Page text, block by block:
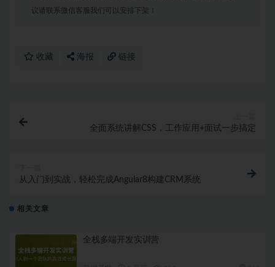
议请联系微信客服我们可以安排下架！
收藏 海报 链接
全面系统讲解CSS，工作应用+面试一步搞定
从入门到实战，轻松完成Angular8构建CRM系统
相关文章
全栈多端开发实训营